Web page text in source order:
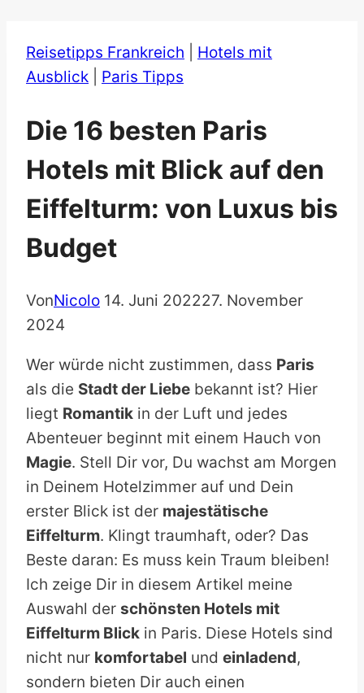
Reisetipps Frankreich
Hotels mit
Ausblick
Paris Tipps
Die 16 besten Paris
Hotels mit Blick auf den
Eiffelturm: von Luxus bis
Budget
VonNicolo 14. Juni 202227. November
2024
Wer würde nicht zustimmen, dass Paris
als die Stadt der Liebe bekannt ist? Hier
liegt Romantik in der Luft und jedes
Abenteuer beginnt mit einem Hauch von
Magie. Stell Dir vor, Du wachst am Morgen
in Deinem Hotelzimmer auf und Dein
erster Blick ist der majestätische
Eiffelturm. Klingt traumhaft, oder? Das
Beste daran: Es muss kein Traum bleiben!
Ich zeige Dir in diesem Artikel meine
Auswahl der schönsten Hotels mit
Eiffelturm Blick in Paris. Diese Hotels sind
nicht nur komfortabel und einladend,
sondern bieten Dir auch einen